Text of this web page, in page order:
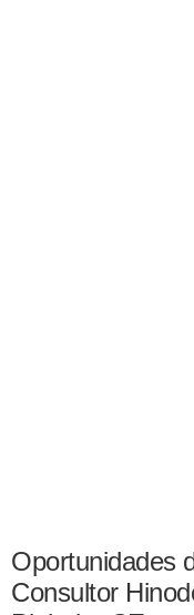
Oportunidades
Consultor